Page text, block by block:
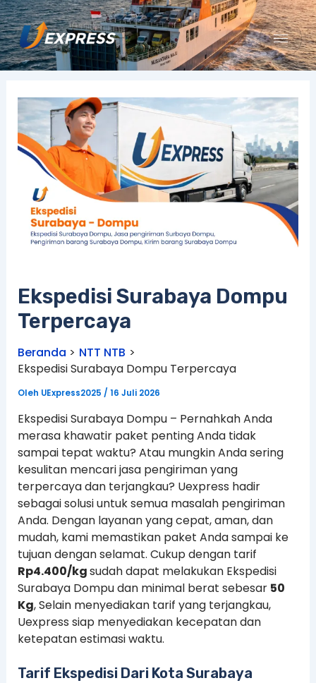
Lewati
ke
konten
Ekspedisi Surabaya Dompu
Terpercaya
Beranda
NTT NTB
Ekspedisi Surabaya Dompu Terpercaya
Oleh UExpress2025 / 16 Juli 2026
Ekspedisi Surabaya Dompu – Pernahkah Anda
merasa khawatir paket penting Anda tidak
sampai tepat waktu? Atau mungkin Anda sering
kesulitan mencari jasa pengiriman yang
terpercaya dan terjangkau? Uexpress hadir
sebagai solusi untuk semua masalah pengiriman
Anda. Dengan layanan yang cepat, aman, dan
mudah, kami memastikan paket Anda sampai ke
tujuan dengan selamat. Cukup dengan tarif
Rp4.400/kgsudah dapat melakukan Ekspedisi
Surabaya Dompu dan minimal berat sebesar 50
Kg, Selain menyediakan tarif yang terjangkau,
Uexpress siap menyediakan kecepatan dan
ketepatan estimasi waktu.
Tarif Ekspedisi Dari Kota Surabaya